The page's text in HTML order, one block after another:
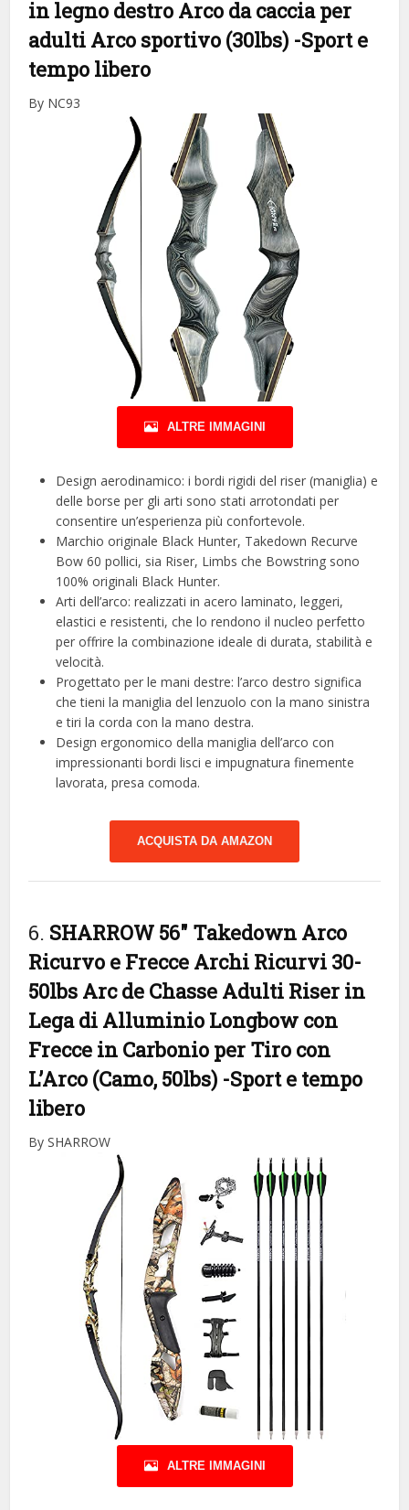
in legno destro Arco da caccia per
adulti Arco sportivo (30lbs) -Sport e
tempo libero
By NC93
ALTRE IMMAGINI
Design aerodinamico: i bordi rigidi del riser (maniglia) e
delle borse per gli arti sono stati arrotondati per
consentire un’esperienza più confortevole.
Marchio originale Black Hunter, Takedown Recurve
Bow 60 pollici, sia Riser, Limbs che Bowstring sono
100% originali Black Hunter.
Arti dell’arco: realizzati in acero laminato, leggeri,
elastici e resistenti, che lo rendono il nucleo perfetto
per offrire la combinazione ideale di durata, stabilità e
velocità.
Progettato per le mani destre: l’arco destro significa
che tieni la maniglia del lenzuolo con la mano sinistra
e tiri la corda con la mano destra.
Design ergonomico della maniglia dell’arco con
impressionanti bordi lisci e impugnatura finemente
lavorata, presa comoda.
ACQUISTA DA AMAZON
6. SHARROW 56″ Takedown Arco
Ricurvo e Frecce Archi Ricurvi 30-
50lbs Arc de Chasse Adulti Riser in
Lega di Alluminio Longbow con
Frecce in Carbonio per Tiro con
L’Arco (Camo, 50lbs) -Sport e tempo
libero
By SHARROW
ALTRE IMMAGINI